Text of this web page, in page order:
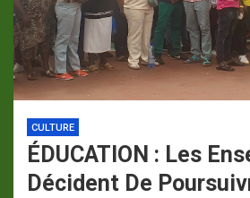
CULTURE
ÉDUCATION : Les
Décident De